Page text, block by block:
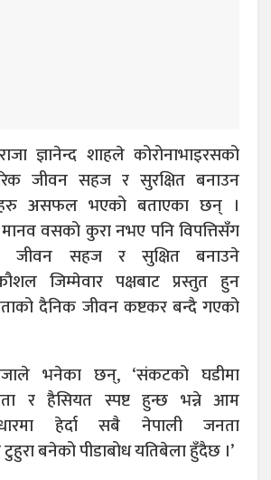
ज्ञानेन्द शाहले कोरोनाभाइरसको
जीवन सहज र सुरक्षित बनाउन
असफल भएको बताएका छन् ।
मानव वसको कुरा नभए पनि विपत्तिसँग
जीवन सहज र सुक्षित बनाउने
जिम्मेवार पक्षबाट प्रस्तुत हुन
दैनिक जीवन कष्टकर बन्दै गएको
भनेका छन्, ‘संकटको घडीमा
र हैसियत स्पष्ट हुन्छ भन्ने आम
हेर्दा सबै नेपाली जनता
बनेको पीडाबोध यतिबेला हुँदैछ ।’